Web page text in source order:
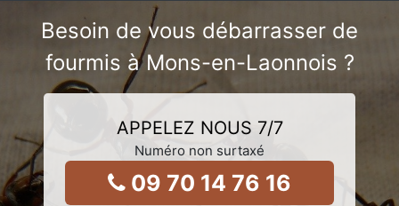
Besoin de vous débarrasser de
fourmis à Mons-en-Laonnois ?
APPELEZ NOUS 7/7
Numéro non surtaxé
09 70 14 76 16